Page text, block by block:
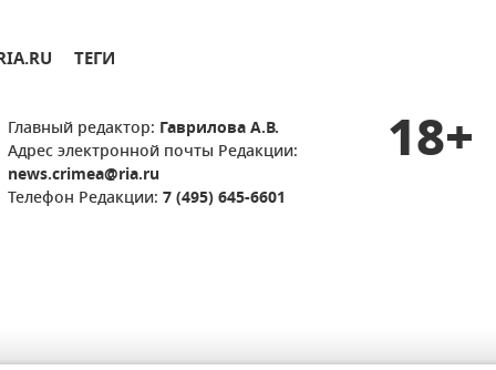
ТЕГИ
Главный редактор: Гаврилова А.В.
Адрес электронной почты Редакции:
news.crimea@ria.ru
Телефон Редакции: 7 (495) 645-6601
18+